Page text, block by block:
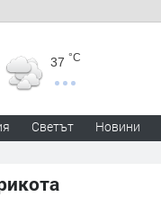
37 °C
Светът Новини